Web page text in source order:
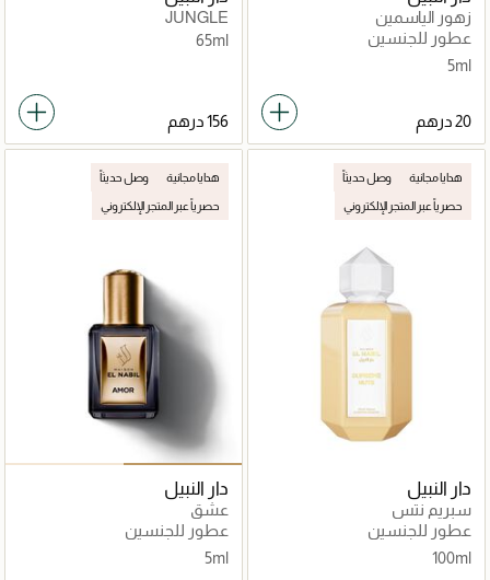
زهور الياسمين
عطور للجنسين
5ml
JUNGLE
65ml
هدايا مجانية وصل حديثاً
حصرياً عبر المتجر الإلكتروني
دار النبيل
سبريم نتس
عطور للجنسين
100ml
هدايا مجانية وصل حديثاً
حصرياً عبر المتجر الإلكتروني
دار النبيل
عشق
عطور للجنسين
5ml